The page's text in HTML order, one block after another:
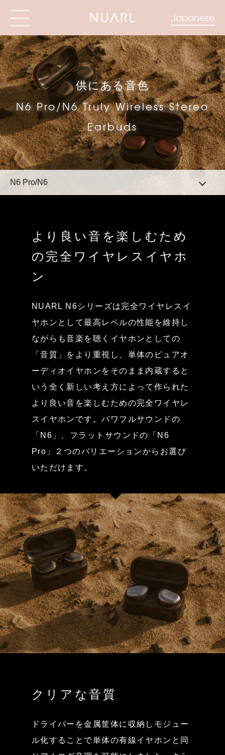
Japanese
供にある音色
N6 Pro/N6 Truly Wireless Stereo
Earbuds
N6 Pro/N6
より良い音を楽しむため
の完全ワイヤレスイヤホ
ン
NUARL N6シリーズは完全ワイヤレスイ
ヤホンとして最高レベルの性能を維持し
ながらも音楽を聴くイヤホンとしての
「音質」をより重視し、単体のピュアオ
ーディオイヤホンをそのまま内蔵すると
いう全く新しい考え方によって作られた
より良い音を楽しむための完全ワイヤレ
スイヤホンです。パワフルサウンドの
「N6」、フラットサウンドの「N6
Pro」２つのバリエーションからお選び
いただけます。
クリアな音質
ドライバーを金属筐体に収納しモジュー
ル化することで単体の有線イヤホンと同